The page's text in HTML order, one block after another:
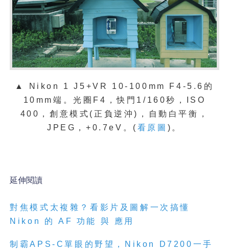
▲ Nikon 1 J5+VR 10-100mm F4-5.6的
10mm端。光圈F4，快門1/160秒，ISO
400，創意模式(正負逆沖)，自動白平衡，
JPEG，+0.7eV。( 看原圖 )。
延伸閱讀
對焦模式太複雜？看影片及圖解一次搞懂
Nikon 的 AF 功能 與 應用
制霸APS-C單眼的野望，Nikon D7200一手